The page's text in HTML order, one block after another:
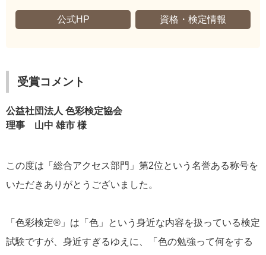
公式HP 資格・検定情報
受賞コメント
公益社団法人 色彩検定協会
理事 山中 雄市 様
この度は「総合アクセス部門」第2位という名誉ある称号を
いただきありがとうございました。
「色彩検定®」は「色」という身近な内容を扱っている検定
試験ですが、身近すぎるゆえに、「色の勉強って何をする